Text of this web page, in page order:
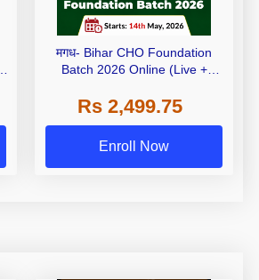
मगध- Bihar CHO Foundation
Batch 2026 Online (Live +
Rs 2,499.75
Enroll Now